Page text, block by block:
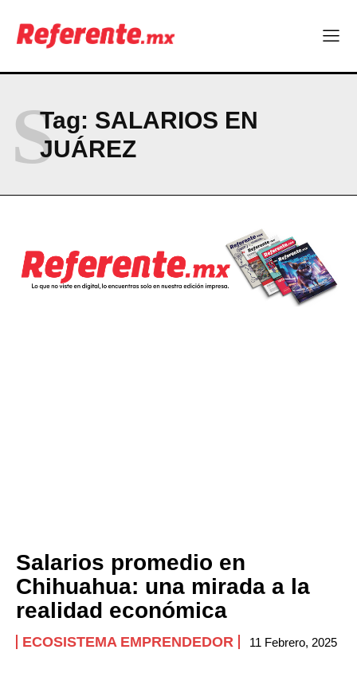
Company
ABOUT
CONTACT
PRIVACY POLICY
NEWSLETTER
Tag: SALARIOS EN
JUÁREZ
S
Salarios promedio en
Chihuahua: una mirada a la
realidad económica
ECOSISTEMA EMPRENDEDOR 11 Febrero, 2025